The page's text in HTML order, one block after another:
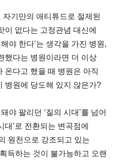
기만의 애티튜드로 절제된
없다는 고정관념 대신에
야 한다’는 생각을 가진 병원,
했다는 병원이라면 더 이상
온다고 했을 때 병원은 아직
병원에 당도해 있지 않은가?
야 팔리던 ‘질의 시대’를 넘어
대’로 전환되는 변곡점에
원천으로 강조되고 있는
득하는 것이 불가능하고 오랜